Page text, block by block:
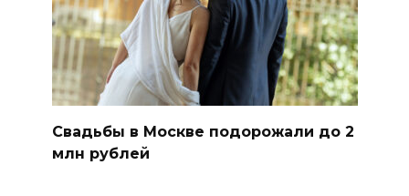
Свадьбы в Москве подорожали до 2
млн рублей